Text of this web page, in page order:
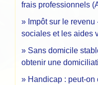
frais professionnels
Impôt sur le
sociales et les aides
Sans domicile
obtenir une
Handicap : peut-